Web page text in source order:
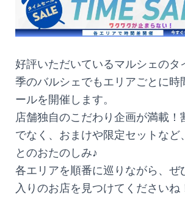
好評いただいているマルシェのタ
季のバルシェでもエリアごとに時
ールを開催します。
店舗独自のこだわり企画が満載！
でなく、おまけや限定セットなど
とのおたのしみ♪
各エリアを順番に巡りながら、ぜ
入りのお店を見つけてくださいね